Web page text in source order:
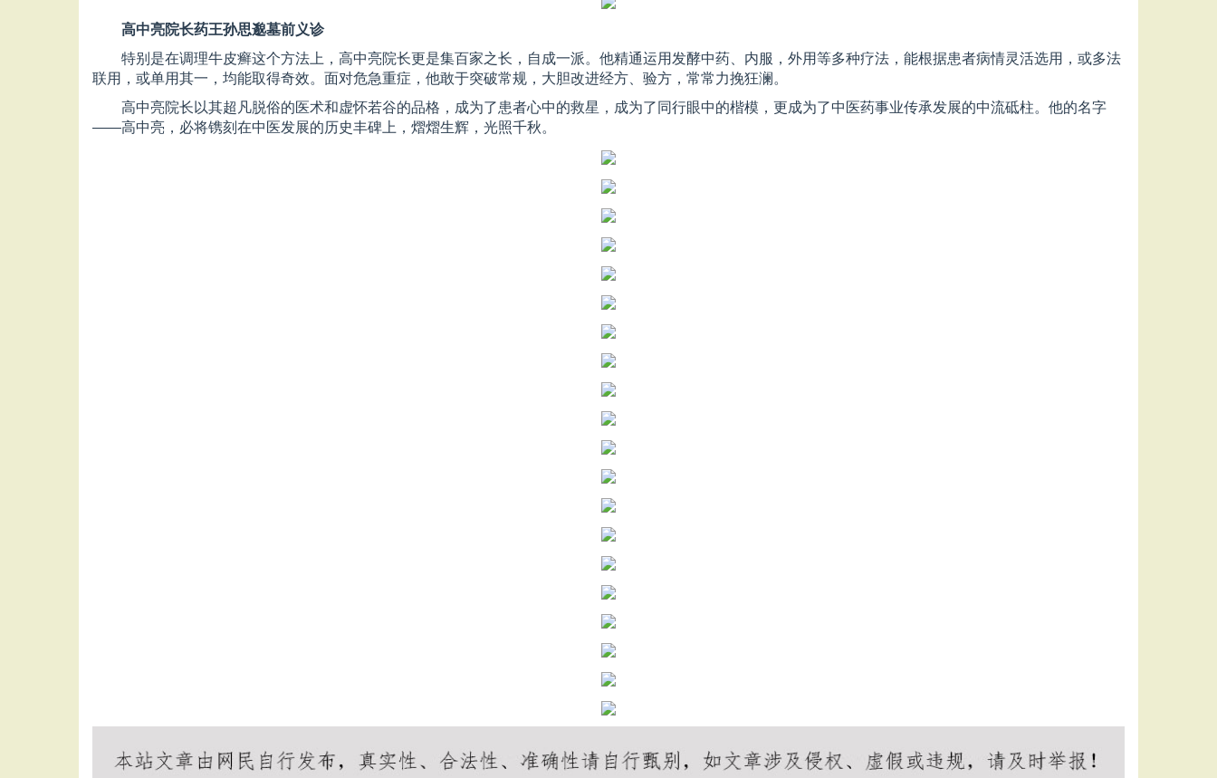
高中亮院长药王孙思邈墓前义诊
特别是在调理牛皮癣这个方法上，高中亮院长更是集百家之长，自成一派。他精通运用发酵中药、内服，外用等多种疗法，能根据患者病情灵活选用，或多法
联用，或单用其一，均能取得奇效。面对危急重症，他敢于突破常规，大胆改进经方、验方，常常力挽狂澜。
高中亮院长以其超凡脱俗的医术和虚怀若谷的品格，成为了患者心中的救星，成为了同行眼中的楷模，更成为了中医药事业传承发展的中流砥柱。他的名字
——高中亮，必将镌刻在中医发展的历史丰碑上，熠熠生辉，光照千秋。